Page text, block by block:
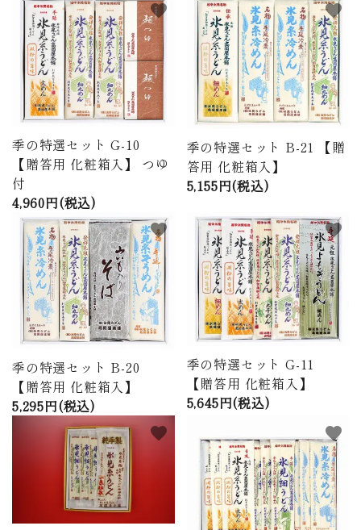
ページ一覧
季の特選セット G-10
【贈答用 化粧箱入】 つゆ
付
4,960円(税込)
favorite
季の特選セット B-21 【贈
答用 化粧箱入】
5,155円(税込)
favorite
季の特選セット B-20
【贈答用 化粧箱入】
5,295円(税込)
favorite
季の特選セット G-11
【贈答用 化粧箱入】
5,645円(税込)
favorite
favorite favorite